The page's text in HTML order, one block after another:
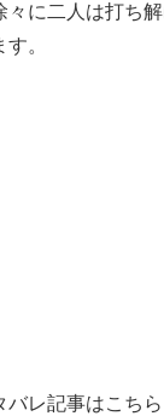
々に二人は打ち
。
バレ記事はこちら